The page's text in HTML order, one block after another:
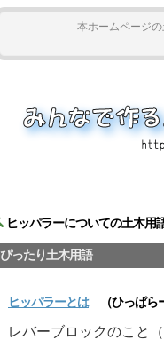
本ホームページ
ヒッパラーについての土木用
ぴったり土木用語
ヒッパラーとは（ひっぱら
レバーブロックのこと（